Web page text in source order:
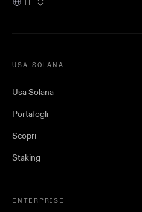
USA SOLANA
Usa Solana
Portafogli
Scopri
Staking
ENTERPRISE